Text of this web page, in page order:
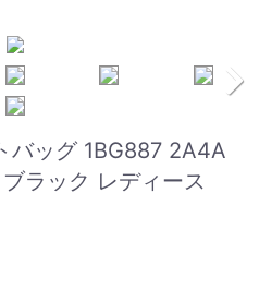
バッグ 1BG887 2A4A
ラック レディース